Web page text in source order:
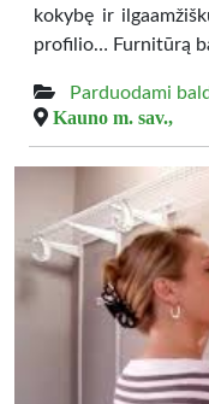
kokybę ir
profilio… Furnitūrą
Parduodami
Kauno m. sav.,